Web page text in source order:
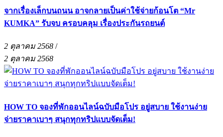
จากเรื่องเล็กบนถนน อาจกลายเป็นค่าใช้จ่ายก้อนโต “Mr
KUMKA” รับจบ ครอบคลุม เรื่องประกันรถยนต์
2 ตุลาคม 2568 /
2 ตุลาคม 2568
HOW TO จองที่พักออนไลน์ฉบับมือโปร อยู่สบาย ใช้งานง่าย
จ่ายราคาเบาๆ สนุกทุกทริปแบบจัดเต็ม!